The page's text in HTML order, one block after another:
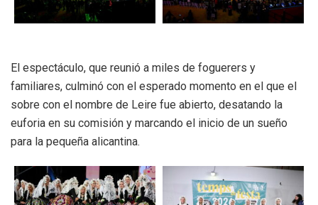
El espectáculo, que reunió a miles de foguerers y
familiares, culminó con el esperado momento en el que el
sobre con el nombre de Leire fue abierto, desatando la
euforia en su comisión y marcando el inicio de un sueño
para la pequeña alicantina.